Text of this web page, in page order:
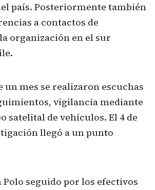
país. Posteriormente también
a contactos de
organización en el sur
un mes se realizaron escuchas
vigilancia mediante
satelital de vehículos. El 4 de
llegó a un punto
Polo seguido por los efectivos